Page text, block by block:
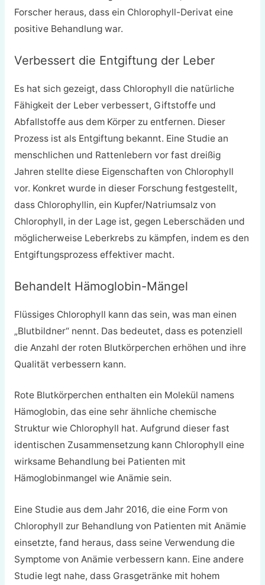
Forscher heraus, dass ein Chlorophyll-Derivat eine
positive Behandlung war.
Verbessert die Entgiftung der Leber
Es hat sich gezeigt, dass Chlorophyll die natürliche
Fähigkeit der Leber verbessert, Giftstoffe und
Abfallstoffe aus dem Körper zu entfernen. Dieser
Prozess ist als Entgiftung bekannt. Eine Studie an
menschlichen und Rattenlebern vor fast dreißig
Jahren stellte diese Eigenschaften von Chlorophyll
vor. Konkret wurde in dieser Forschung festgestellt,
dass Chlorophyllin, ein Kupfer/Natriumsalz von
Chlorophyll, in der Lage ist, gegen Leberschäden und
möglicherweise Leberkrebs zu kämpfen, indem es den
Entgiftungsprozess effektiver macht.
Behandelt Hämoglobin-Mängel
Flüssiges Chlorophyll kann das sein, was man einen
„Blutbildner“ nennt. Das bedeutet, dass es potenziell
die Anzahl der roten Blutkörperchen erhöhen und ihre
Qualität verbessern kann.
Rote Blutkörperchen enthalten ein Molekül namens
Hämoglobin, das eine sehr ähnliche chemische
Struktur wie Chlorophyll hat. Aufgrund dieser fast
identischen Zusammensetzung kann Chlorophyll eine
wirksame Behandlung bei Patienten mit
Hämoglobinmangel wie Anämie sein.
Eine Studie aus dem Jahr 2016, die eine Form von
Chlorophyll zur Behandlung von Patienten mit Anämie
einsetzte, fand heraus, dass seine Verwendung die
Symptome von Anämie verbessern kann. Eine andere
Studie legt nahe, dass Grasgetränke mit hohem